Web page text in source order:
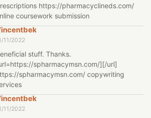
https://pharmacyclineds.com/
coursework submission
11/2022
stuff. Thanks.
spharmacymsn.com/][/url]
spharmacymsn.com/ copywriting
11/2022